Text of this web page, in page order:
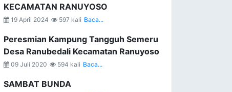
KECAMATAN RANUYOSO
19 April 2024 597 kali Baca...
Peresmian Kampung Tangguh Semeru
Desa Ranubedali Kecamatan Ranuyoso
09 Juli 2020 594 kali Baca...
SAMBAT BUNDA